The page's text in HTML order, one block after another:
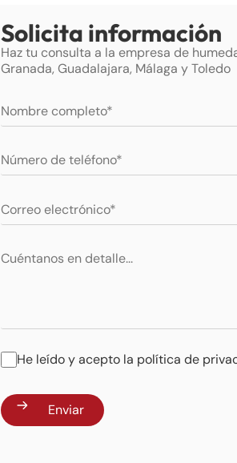
Solicita información
Haz tu consulta a la empresa de
Granada, Guadalajara, Málaga y Toledo
He leído y acepto la política de
Enviar